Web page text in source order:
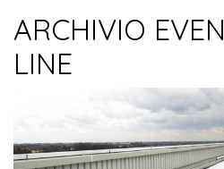
ARCHIVIO
LINE